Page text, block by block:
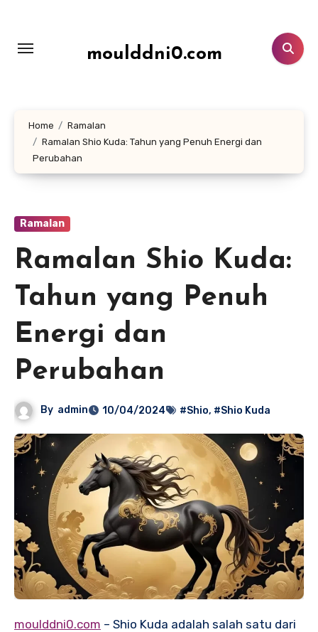
konten
moulddni0.com
Home
Ramalan
Ramalan Shio Kuda: Tahun yang Penuh Energi dan
Perubahan
Ramalan
Ramalan Shio Kuda:
Tahun yang Penuh
Energi dan
Perubahan
By admin 10/04/2024 #Shio, #Shio Kuda
moulddni0.com – Shio Kuda adalah salah satu dari